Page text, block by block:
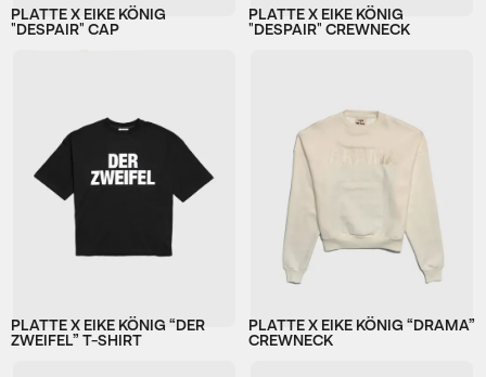
PLATTE X EIKE KÖNIG
"DESPAIR" CAP
PLATTE X EIKE KÖNIG
"DESPAIR" CREWNECK
PLATTE X EIKE KÖNIG “DER
ZWEIFEL” T-SHIRT
PLATTE X EIKE KÖNIG “DRAMA”
CREWNECK